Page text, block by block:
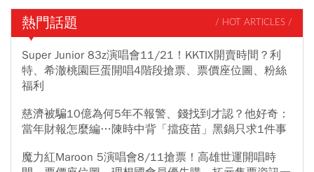
熱門話題 / HOT ARTICLES /
Super Junior 83z演唱會11/21！KKTIX開賣時間？利
特、希澈桃園巨蛋開唱4階段搶票、票價座位圖、粉絲
福利
慈濟被騙10億為何5年不報警、錢找到才認？他好奇：
當年財報怎麼編…陳時中背「擋疫苗」黑鍋只求1件事
魔力紅Maroon 5演唱會8/11搶票！高雄世運開唱時